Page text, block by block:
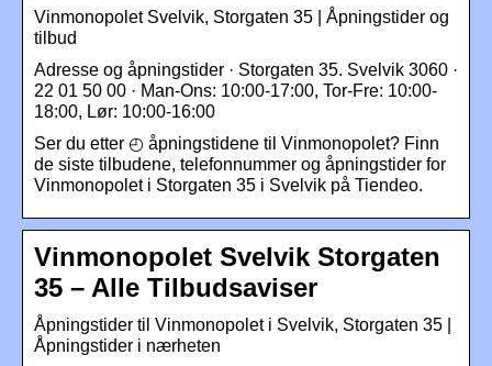
Vinmonopolet Svelvik, Storgaten 35 | Åpningstider og
tilbud
Adresse og åpningstider · Storgaten 35. Svelvik 3060 ·
22 01 50 00 · Man-Ons: 10:00-17:00, Tor-Fre: 10:00-
18:00, Lør: 10:00-16:00
Ser du etter ◴ åpningstidene til Vinmonopolet? Finn
de siste tilbudene, telefonnummer og åpningstider for
Vinmonopolet i Storgaten 35 i Svelvik på Tiendeo.
Vinmonopolet Svelvik Storgaten
35 – Alle Tilbudsaviser
Åpningstider til Vinmonopolet i Svelvik, Storgaten 35 |
Åpningstider i nærheten